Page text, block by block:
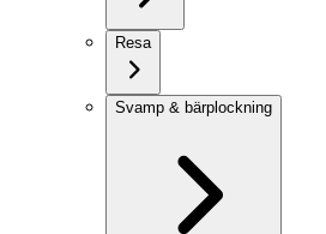
Resa
Svamp & bärplockning